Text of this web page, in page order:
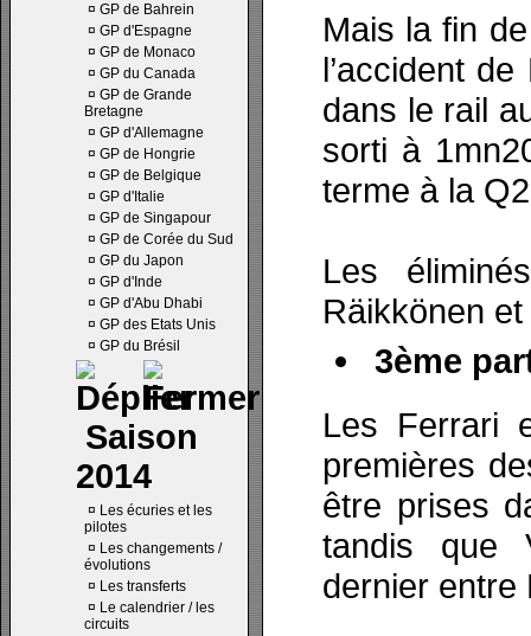
¤ GP de Bahrein
¤ GP d'Espagne
¤ GP de Monaco
¤ GP du Canada
¤ GP de Grande
Bretagne
¤ GP d'Allemagne
¤ GP de Hongrie
¤ GP de Belgique
¤ GP d'Italie
¤ GP de Singapour
¤ GP de Corée du Sud
¤ GP du Japon
¤ GP d'Inde
¤ GP d'Abu Dhabi
¤ GP des Etats Unis
¤ GP du Brésil
Saison
2014
¤ Les écuries et les
pilotes
¤ Les changements /
évolutions
¤ Les transferts
¤ Le calendrier / les
circuits
Mais la fin
l’accident
dans le rail
sorti à
terme à la
Les
Räikkönen
3ème
Les Ferrari
premières
être prises
tandis que
dernier entre